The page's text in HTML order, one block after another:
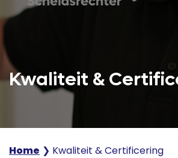
Kwaliteit &
Home ❯ Kwaliteit & Certificering